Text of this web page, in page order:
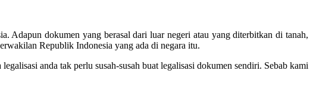
Adapun dokumen yang berasal dari luar negeri atau yang diterbitkan di tanah,
Republik Indonesia yang ada di negara itu.
anda tak perlu susah-susah buat legalisasi dokumen sendiri. Sebab kami